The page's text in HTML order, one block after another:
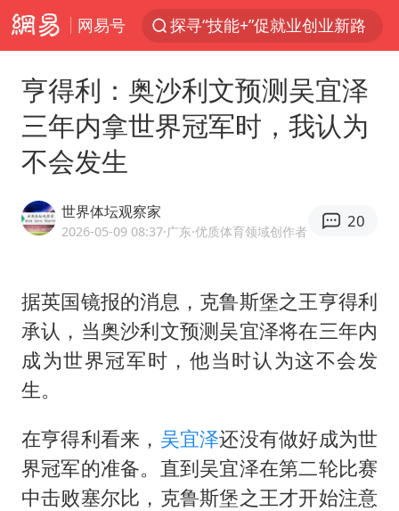
网易号
探寻“技能+”促就业创业新路
24小时不关空调 电费反而更低？
店主遭女子“鬼手”换钞
美国退回1000亿美元关税
河南试行周五下午弹性离岗
“天津之眼”摩天轮附近2人落水
银行午休1.5小时 留个窗口行不行
香港殿堂级填词人黎彼得因病离世 终年76岁
弹药库存告急 美军补货难
亨得利：奥沙利文预测吴宜泽
三年内拿世界冠军时，我认为
不会发生
世界体坛观察家
2026-05-09 08:37·广东·优质体育领域创作者
20
据英国镜报的消息，克鲁斯堡之王亨得利
承认，当奥沙利文预测吴宜泽将在三年内
成为世界冠军时，他当时认为这不会发
生。
在亨得利看来， 吴宜泽还没有做好成为世
界冠军的准备。直到吴宜泽在第二轮比赛
中击败塞尔比 ，克鲁斯堡之王才开始注意